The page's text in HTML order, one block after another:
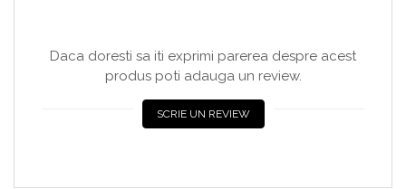
Daca doresti sa iti exprimi parerea despre acest
produs poti adauga un review.
SCRIE UN REVIEW